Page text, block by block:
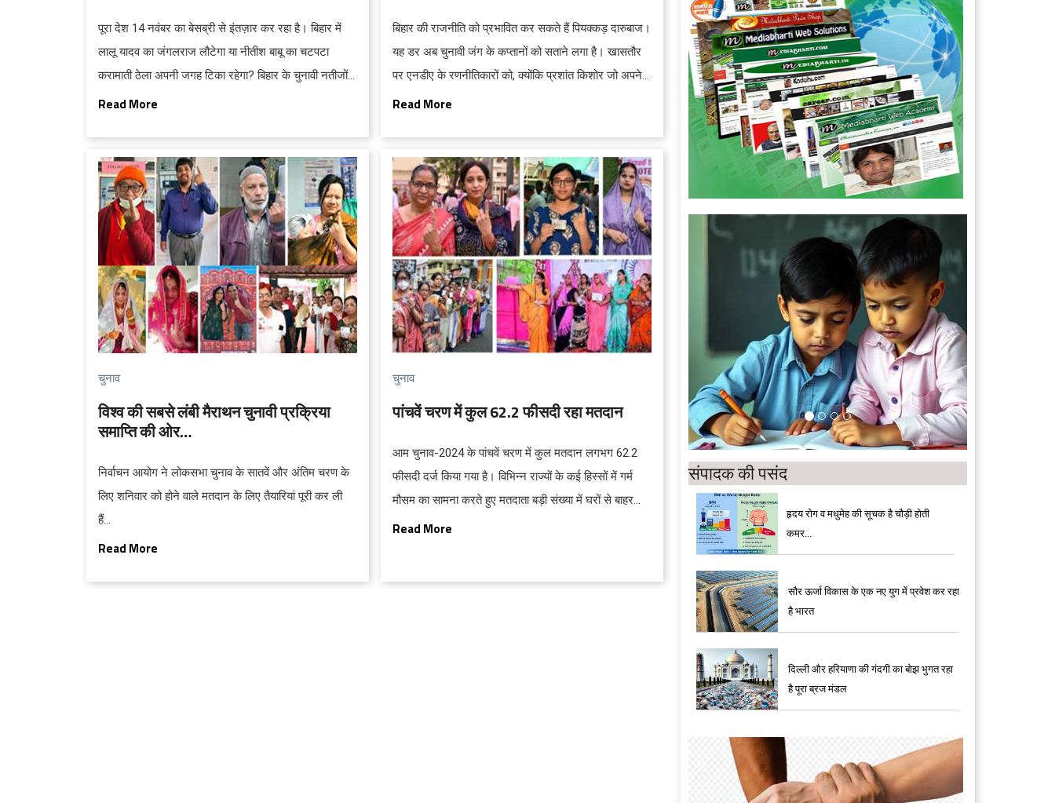
पूरा देश 14 नवंबर का बेसब्री से इंतज़ार कर रहा है। बिहार में
लालू यादव का जंगलराज लौटेगा या नीतीश बाबू का चटपटा
करामाती ठेला अपनी जगह टिका रहेगा? बिहार के चुनावी नतीजों
से देश की राजनीति प्रभावित हो सकती है...
Read More
बिहार की राजनीति को प्रभावित कर सकते हैं पियक्कड़ दारुबाज।
यह डर अब चुनावी जंग के कप्तानों को सताने लगा है। खासतौर
पर एनडीए के रणनीतिकारों को, क्योंकि प्रशांत किशोर जो अपने
को गांधीवादी विचारधारा के समर्थक बताते हैं, ने वायदा किया है कि
Read More
चुनाव
विश्व की सबसे लंबी मैराथन चुनावी प्रक्रिया
समाप्ति की ओर…
निर्वाचन आयोग ने लोकसभा चुनाव के सातवें और अंतिम चरण के
लिए शनिवार को होने वाले मतदान के लिए तैयारियां पूरी कर ली
हैं...
Read More
चुनाव
पांचवें चरण में कुल 62.2 फीसदी रहा मतदान
आम चुनाव-2024 के पांचवें चरण में कुल मतदान लगभग 62.2
फीसदी दर्ज किया गया है। विभिन्न राज्यों के कई हिस्सों में गर्म
मौसम का सामना करते हुए मतदाता बड़ी संख्या में घरों से बाहर
निकले।
Read More
संपादक की पसंद
हृदय रोग व मधुमेह की सूचक है चौड़ी होती
कमर...
सौर ऊर्जा विकास के एक नए युग में प्रवेश कर रहा
है भारत
दिल्ली और हरियाणा की गंदगी का बोझ भुगत रहा
है पूरा ब्रज मंडल